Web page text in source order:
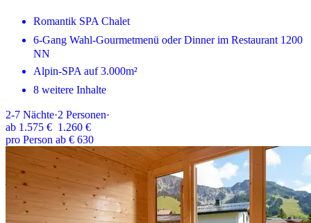
Romantik SPA Chalet
6-Gang Wahl-Gourmetmenü oder Dinner im Restaurant 1200
NN
Alpin-SPA auf 3.000m²
8 weitere Inhalte
2-7 Nächte·2 Personen·
ab 1.575 € 1.260 €
pro Person ab € 630